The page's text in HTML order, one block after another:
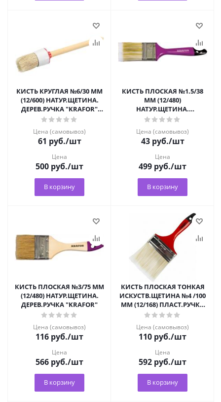
КИСТЬ КРУГЛАЯ №6/30 ММ
(12/600) НАТУР.ЩЕТИНА.
ДЕРЕВ.РУЧКА "KRAFOR"
49225
Цена (самовывоз)
61 руб./шт
Цена
500 руб./шт
В корзину
КИСТЬ ПЛОСКАЯ №1.5/38
ММ (12/480)
НАТУР.ЩЕТИНА.
ДЕРЕВ.РУЧКА "KRAFOR"
Цена (самовывоз)
43руб./шт
Цена
499 руб./шт
В корзину
КИСТЬ ПЛОСКАЯ №3/75 ММ
(12/480) НАТУР.ЩЕТИНА.
ДЕРЕВ.РУЧКА "KRAFOR"
Цена (самовывоз)
116 руб./шт
Цена
566 руб./шт
В корзину
КИСТЬ ПЛОСКАЯ ТОНКАЯ
ИСКУСТВ.ЩЕТИНА №4 /100
ММ (12/168) ПЛАСТ.РУЧКА
"КЕДР" 047-0740
Цена (самовывоз)
110 руб./шт
Цена
592 руб./шт
В корзину